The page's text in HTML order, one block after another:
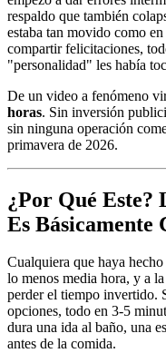
respaldo que también
estaba tan movido como
compartir felicitaciones,
"personalidad" les había
De un video a fenómeno
horas. Sin inversión
sin ninguna operación
primavera de 2026.
¿Por Qué
Es Básicamente
Cualquiera que haya
lo menos media hora, y a
perder el tiempo invertido.
opciones, todo en 3-5
dura una ida al baño, una
antes de la comida.